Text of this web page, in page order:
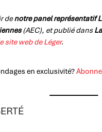
denotre panel représentatif
(AEC), et publié dans
site web de Léger.
en exclusivité?